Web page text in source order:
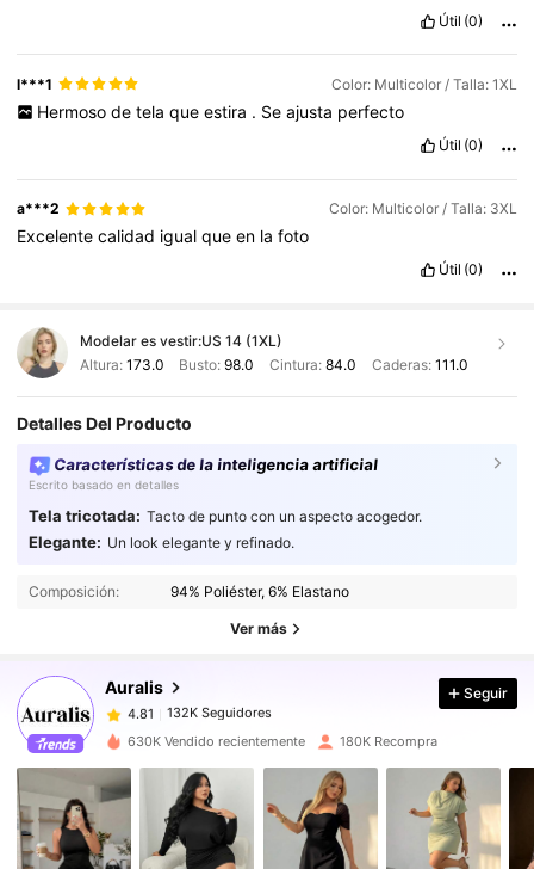
Útil (0)
l***1 Color: Multicolor / Talla: 1XL
Hermoso de tela que estira . Se ajusta perfecto
Útil (0)
a***2 Color: Multicolor / Talla: 3XL
Excelentecalidad igualqueen lafoto
Útil (0)
Modelar es vestir:US 14 (1XL)
Altura: 173.0 Busto:98.0 Cintura: 84.0 Caderas: 111.0
Detalles Del Producto
Características de la inteligencia artificial
Escrito basado en detalles
Tela tricotada: Tacto de punto con un aspecto acogedor.
Elegante: Un look elegante y refinado.
Composición: 94% Poliéster, 6% Elastano
Ver más
Auralis
4.81 132K Seguidores
132K Seguidores
132K Seguidores
4.81
132K Seguidores
s***5
seguidoHace 1 horas
4.81
4.81 132K Seguidores
132K Seguidores
4.81 132K Seguidores
Seguir
630K Vendido recientemente 180K Recompra